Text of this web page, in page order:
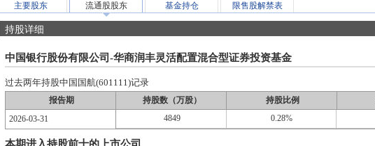
主要股东 流通股股东 基金持仓 限售股解禁表
持股详细
中国银行股份有限公司-华商润丰灵活配置混合型证券投资基金
过去两年持股中国国航(601111)记录
报告期 持股数（万股） 持股比例
2026-03-31
4849 0.28%